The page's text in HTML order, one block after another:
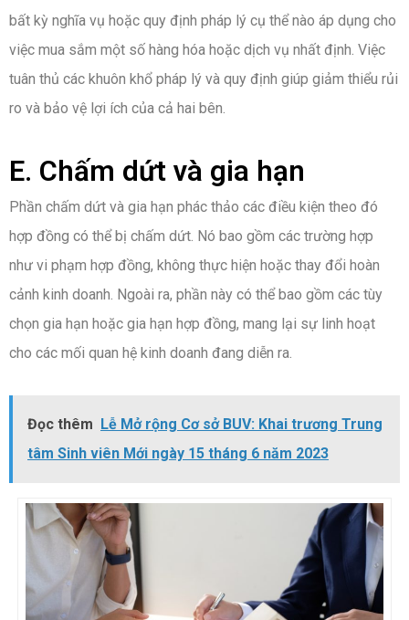
bất kỳ nghĩa vụ hoặc quy định pháp lý cụ thể nào áp dụng cho
việc mua sắm một số hàng hóa hoặc dịch vụ nhất định. Việc
tuân thủ các khuôn khổ pháp lý và quy định giúp giảm thiểu rủi
ro và bảo vệ lợi ích của cả hai bên.
E. Chấm dứt và gia hạn
Phần chấm dứt và gia hạn phác thảo các điều kiện theo đó
hợp đồng có thể bị chấm dứt. Nó bao gồm các trường hợp
như vi phạm hợp đồng, không thực hiện hoặc thay đổi hoàn
cảnh kinh doanh. Ngoài ra, phần này có thể bao gồm các tùy
chọn gia hạn hoặc gia hạn hợp đồng, mang lại sự linh hoạt
cho các mối quan hệ kinh doanh đang diễn ra.
Đọc thêm Lễ Mở rộng Cơ sở BUV: Khai trương Trung
tâm Sinh viên Mới ngày 15 tháng 6 năm 2023